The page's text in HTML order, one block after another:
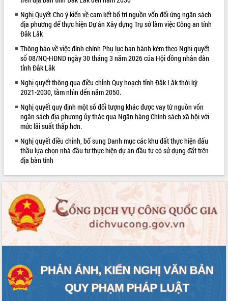
Lễ truy điệu và an táng hài cốt liệt sĩ
tại Nghĩa trang Liệt sĩ xã Sơn Hòa
Bàn giải pháp tháo gỡ khó khăn trong
định EUDR
Thứ trưởng Bộ Nông nghiệp và Môi
vùng trồng và doanh nghiệp đóng gói
sầu riêng tại Đắk Lắk
Trình diễn nghệ thuật chế biến các
món ăn từ sầu riêng
Đắk Lắk công bố Quy hoạch và xúc
tiến đầu tư tỉnh
Ngành cá ngừ Đắk Lắk chủ động thích
ứng để giữ vững thị trường xuất khẩu
Diễn đàn Kinh tế tư nhân Việt Nam đột
phá cơ chế - Hợp tác công tư
Đề án 06 tạo bước ngoặt đột phá trong
cải cách hành chính tỉnh Đắk Lắk
Kết nối tour, đẩy mạnh chuyển đổi số
để phát triển du lịch Đắk Lắk
Khởi động Dự án Đầu tư xây dựng hạ
Tiến
Gặp mặt các cơ quan báo chí nhân Kỷ
niệm 101 năm Ngày Báo chí Cách
LIÊN KẾT WEB
Nghị Quyết-Cho ý kiến về cam kết bố trí nguồn vốn đối ứng ngân sách
địa phương để thực hiện Dự án Xây dựng Trụ sở làm việc Công an tỉnh
Đắk Lắk
Thông báo về việc đính chính Phụ lục ban hành kèm theo Nghị quyết
số 08/NQ-HĐND ngày 30 tháng 3 năm 2026 của Hội đồng nhân dân
tỉnh Đắk Lắk
Nghị quyết thông qua điều chỉnh Quy hoạch tỉnh Đắk Lắk thời kỳ
2021-2030, tầm nhìn đến năm 2050.
Nghị quyết quy định một số đối tượng khác được vay từ nguồn vốn
ngân sách địa phương ủy thác qua Ngân hàng Chính sách xã hội với
mức lãi suất thấp hơn.
Nghị quyết điều chỉnh, bổ sung Danh mục các khu đất thực hiện đấu
thầu lựa chọn nhà đầu tư thực hiện dự án đầu tư có sử dụng đất trên
địa bàn tỉnh